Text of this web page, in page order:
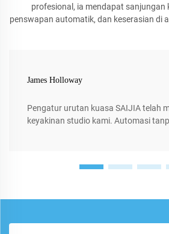
profesional, ia mendapat sanjungan
penswapan automatik, dan keserasian di
James Holloway
Pengatur urutan kuasa SAIJIA telah
keyakinan studio kami. Automasi